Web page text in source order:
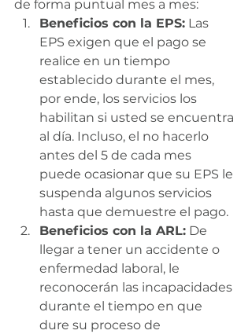
de forma puntual mes a mes:
Beneficios con la EPS: Las
EPS exigen que el pago se
realice en un tiempo
establecido durante el mes,
por ende, los servicios los
habilitan si usted se encuentra
al día. Incluso, el no hacerlo
antes del 5 de cada mes
puede ocasionar que su EPS le
suspenda algunos servicios
hasta que demuestre el pago.
Beneficios con la ARL: De
llegar a tener un accidente o
enfermedad laboral, le
reconocerán las incapacidades
durante el tiempo en que
dure su proceso de